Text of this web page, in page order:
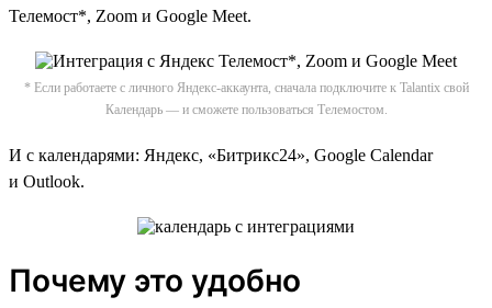
Телемост*, Zoom и Google Meet.
* Если работаете с личного Яндекс-аккаунта, сначала подключите к Talantix свой
Календарь — и сможете пользоваться Телемостом.
И с календарями: Яндекс, «Битрикс24», Google Calendar
и Outlook.
Почему это удобно